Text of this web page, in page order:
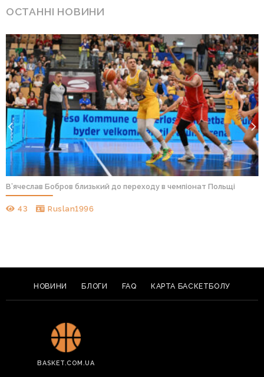
ОСТАННІ НОВИНИ
В’ячеслав Бобров близький до переходу в чемпіонат Польщі
43 Ruslan1996
НОВИНИ БЛОГИ FAQ КАРТА БАСКЕТБОЛУ
BASKET.COM.UA